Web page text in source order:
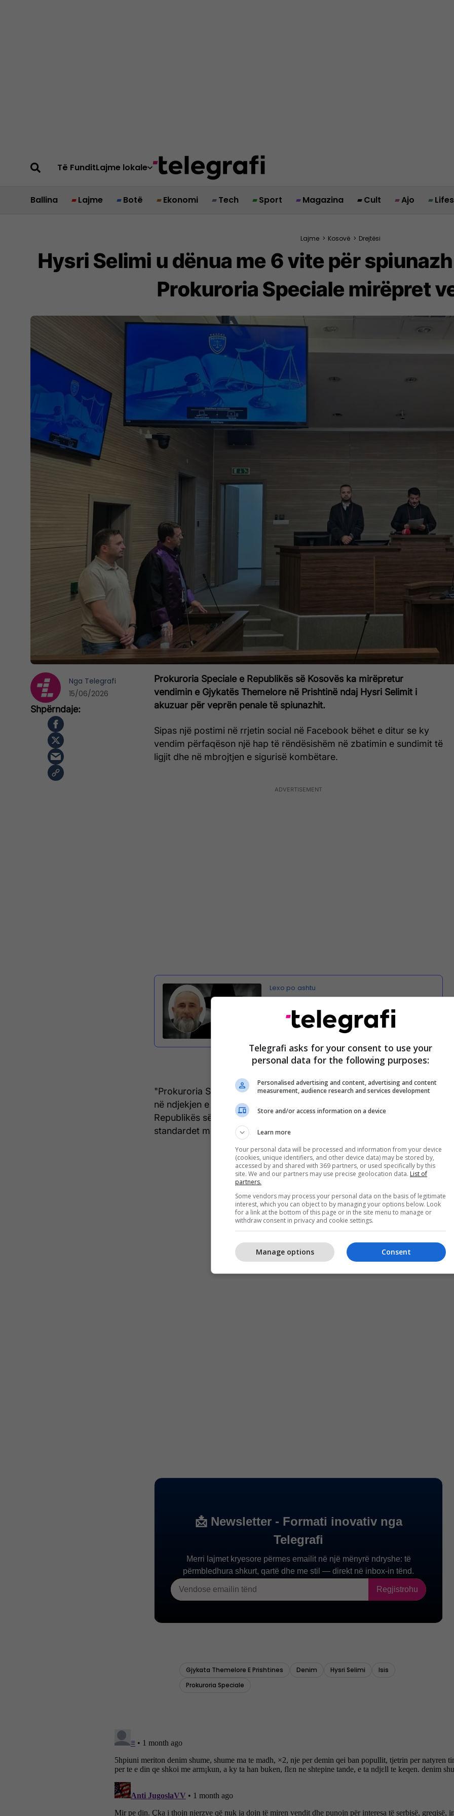
Të FunditLajme lokale
Ballina Lajme Botë Ekonomi Tech Sport Magazina Cult Ajo
Lajme > Kosovë > Drejtësi
Hysri Selimi u dënua me 6 vite për
Prokuroria Speciale mirëpret
Prokuroria Speciale e Republikës së Kosovës ka mirëpretur
vendimin e Gjykatës Themelore në Prishtinë ndaj Hysri Selimit i
akuzuar për veprën penale të spiunazhit.
Sipas një postimi në rrjetin social në Facebook bëhet e ditur se ky
vendim përfaqëson një hap të rëndësishëm në zbatimin e sundimit të
ligjit dhe në mbrojtjen e sigurisë kombëtare.
spiunazh
"Prokuroria Speciale e Republikës së Kosovës mbetet e përkushtuar
në ndjekjen e rasteve që cenojnë rendin kushtetues dhe interesat e
Republikës së Kosovës, duke vepruar në përputhje me ligjin dhe
standardet më të larta profesionale", thuhet në postim. /Telegrafi/
Nga Telegrafi
15/06/2026
Telegrafi asks for your consent to use your
personal data for the following purposes:
Personalised advertising and content, advertising and content
measurement, audience research and services development
Store and/or access information on a device
Learn more
Your personal data will be processed and information from your device
(cookies, unique identifiers, and other device data) may be stored by,
accessed by and shared with 369 partners, or used specifically by this
site. We and our partners may use precise geolocation data. List of
partners.
Some vendors may process your personal data on the basis of legitimate
interest, which you can object to by managing your options below. Look
for a link at the bottom of this page or in the site menu to manage or
withdraw consent in privacy and cookie settings.
Consent
Manage options